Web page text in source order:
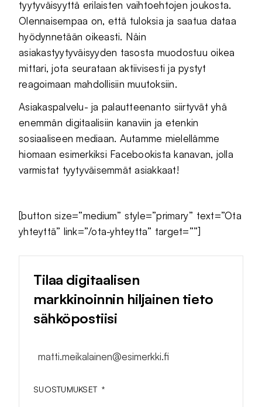
tyytyväisyyttä erilaisten vaihtoehtojen joukosta.
Olennaisempaa on, että tuloksia ja saatua dataa
hyödynnetään oikeasti. Näin
asiakastyytyväisyyden tasosta muodostuu oikea
mittari, jota seurataan aktiivisesti ja pystyt
reagoimaan mahdollisiin muutoksiin.
Asiakaspalvelu- ja palautteenanto siirtyvät yhä
enemmän digitaalisiin kanaviin ja etenkin
sosiaaliseen mediaan. Autamme mielellämme
hiomaan esimerkiksi Facebookista kanavan, jolla
varmistat tyytyväisemmät asiakkaat!
[button size=”medium” style=”primary” text=”Ota
yhteyttä” link=”/ota-yhteytta” target=””]
Tilaa digitaalisen
markkinoinnin hiljainen tieto
sähköpostiisi
SUOSTUMUKSET *